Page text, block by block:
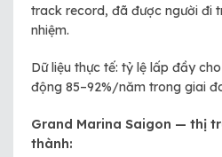
track record, đã được người đi
nhiệm.
Dữ liệu thực tế: tỷ lệ lấp đầy
động 85–92%/năm trong giai
Grand Marina Saigon — thị
thành: